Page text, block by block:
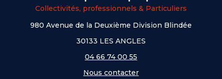
Collectivités, professionnels & Particuliers
980 Avenue de la Deuxième Division Blindée
30133 LES ANGLES
04 66 74 00 55
Nous contacter